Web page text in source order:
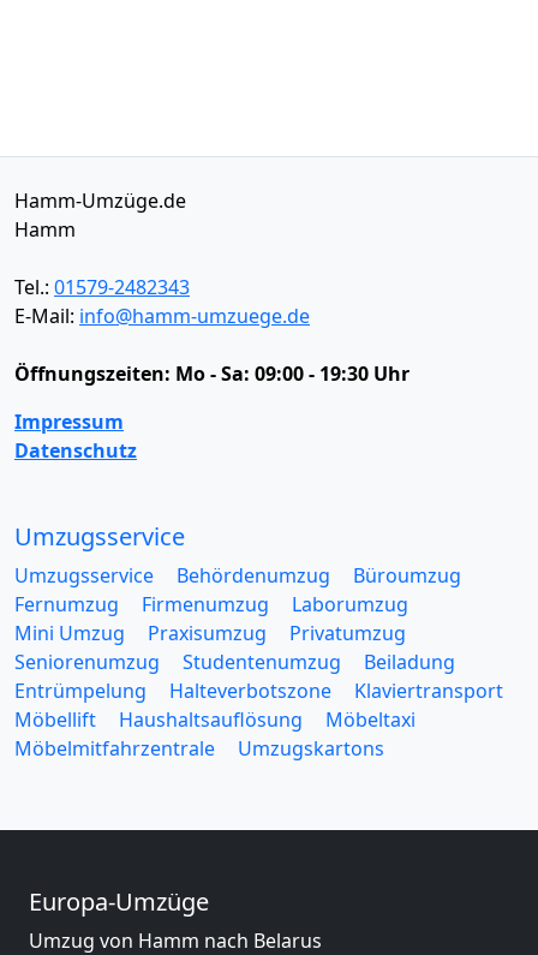
Hamm-Umzüge.de
Hamm
Tel.: 01579-2482343
E-Mail: info@hamm-umzuege.de
Öffnungszeiten: Mo - Sa: 09:00 - 19:30 Uhr
Impressum
Datenschutz
Umzugsservice
Umzugsservice Behördenumzug
Büroumzug
Fernumzug
Firmenumzug
Laborumzug
Mini Umzug
Praxisumzug
Privatumzug
Seniorenumzug
Studentenumzug
Beiladung
Entrümpelung
Halteverbotszone
Klaviertransport
Möbellift
Haushaltsauflösung
Möbeltaxi
Möbelmitfahrzentrale
Umzugskartons
Europa-Umzüge
Umzug von Hamm nach Belarus